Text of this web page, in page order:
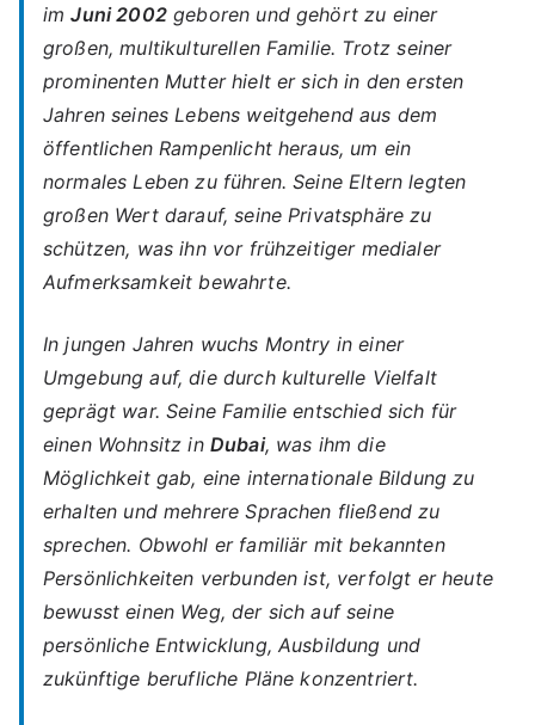
imJuni 2002geboren und gehört zu einer
großen, multikulturellen Familie. Trotz seiner
prominenten Mutter hielt er sich in den ersten
Jahren seines Lebens weitgehend aus dem
öffentlichen Rampenlicht heraus, um ein
normales Leben zu führen. Seine Eltern legten
großen Wert darauf, seine Privatsphäre zu
schützen, was ihn vor frühzeitiger medialer
Aufmerksamkeit bewahrte.
In jungen Jahren wuchs Montry in einer
Umgebung auf, die durch kulturelle Vielfalt
geprägt war. Seine Familie entschied sich für
einen Wohnsitz in Dubai, was ihm die
Möglichkeit gab, eine internationale Bildung zu
erhalten und mehrere Sprachen fließend zu
sprechen. Obwohl er familiär mit bekannten
Persönlichkeiten verbunden ist, verfolgt er heute
bewusst einen Weg, der sich auf seine
persönliche Entwicklung, Ausbildung und
zukünftige berufliche Pläne konzentriert.